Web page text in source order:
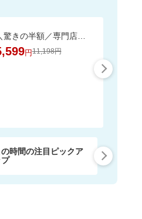
＼驚きの半額／専門店のワンランク上の芳醇な香りと深いコクの金と銀の濃い味珈琲福袋
円11,198円
の時間の注目ピックア
プ